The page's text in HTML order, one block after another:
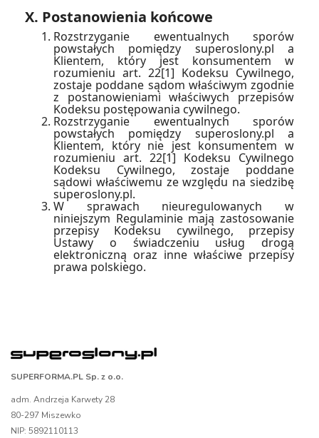
X. Postanowienia końcowe
Rozstrzyganie ewentualnych sporów
powstałych pomiędzy superoslony.pl a
Klientem, który jest konsumentem w
rozumieniu art. 22[1] Kodeksu Cywilnego,
zostaje poddane sądom właściwym zgodnie
z postanowieniami właściwych przepisów
Kodeksu postępowania cywilnego.
Rozstrzyganie ewentualnych sporów
powstałych pomiędzy superoslony.pl a
Klientem, który nie jest konsumentem w
rozumieniu art. 22[1] Kodeksu Cywilnego
Kodeksu Cywilnego, zostaje poddane
sądowi właściwemu ze względu na siedzibę
superoslony.pl.
W sprawach nieuregulowanych w
niniejszym Regulaminie mają zastosowanie
przepisy Kodeksu cywilnego, przepisy
Ustawy o świadczeniu usług drogą
elektroniczną oraz inne właściwe przepisy
prawa polskiego.
SUPERFORMA.PL Sp. z o.o.
adm. Andrzeja Karwety 28
80-297 Miszewko
NIP: 5892110113